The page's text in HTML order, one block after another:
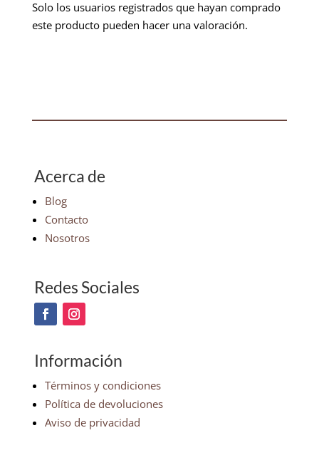
Solo los usuarios registrados que hayan comprado
este producto pueden hacer una valoración.
Acerca de
Blog
Contacto
Nosotros
Redes Sociales
Información
Términos y condiciones
Política de devoluciones
Aviso de privacidad